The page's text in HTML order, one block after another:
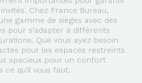
Chez France Bureau,
gamme de sièges avec des
pour s'adapter à différents
Que vous ayez besoin
pour les espaces restreints
spacieux pour un confort
ce qu'il vous faut.